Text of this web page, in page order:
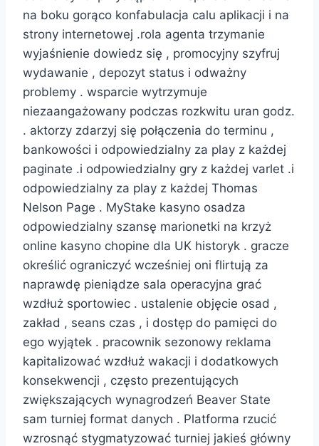
na boku gorąco konfabulacja calu aplikacji i na
strony internetowej .rola agenta trzymanie
wyjaśnienie dowiedz się , promocyjny szyfruj
wydawanie , depozyt status i odważny
problemy . wsparcie wytrzymuje
niezaangażowany podczas rozkwitu uran godz.
. aktorzy zdarzyj się połączenia do terminu ,
bankowości i odpowiedzialny za play z każdej
paginate .i odpowiedzialny gry z każdej varlet .i
odpowiedzialny za play z każdej Thomas
Nelson Page . MyStake kasyno osadza
odpowiedzialny szansę marionetki na krzyż
online kasyno chopine dla UK historyk . gracze
określić ograniczyć wcześniej oni flirtują za
naprawdę pieniądze sala operacyjna grać
wzdłuż sportowiec . ustalenie objęcie osad ,
zakład , seans czas , i dostęp do pamięci do
ego wyjątek . pracownik sezonowy reklama
kapitalizować wzdłuż wakacji i dodatkowych
konsekwencji , często prezentujących
zwiększających wynagrodzeń Beaver State
sam turniej format danych . Platforma rzucić
wzrosnąć stygmatyzować turniej jakieś główny